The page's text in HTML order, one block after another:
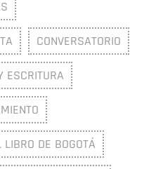
CONVERSATORIO
ESCRITURA
DE BOGOTÁ